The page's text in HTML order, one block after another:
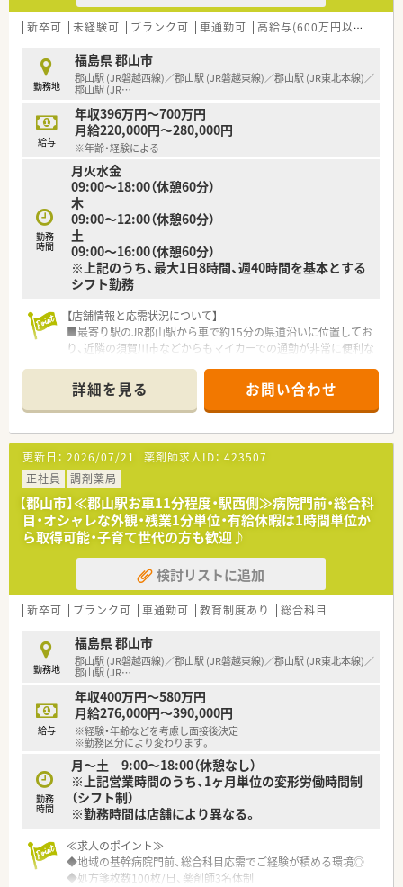
■1年度に最低1回は5日間の連続休暇を取得する制度があり、有
給休暇と組み合わせてリフレッシュすることを推奨していま
■約130種類の講座から自由に選択できる通信教育「for」を提供
しており、自己啓発を支援する環境が非常に整っています。
■男性社員の育児休暇取得を促進しており、育休開始後の5日間
を特別有給休暇とするなど、独自の支援制度を運用しています。
新卒可 未経験可 ブランク可 車通勤可 高給与(600万円以上)
勤務地
福島県 郡山市
郡山駅 (JR磐越西線)／郡山駅 (JR磐越東線)／郡山駅 (JR東北本線)／
郡山駅 (JR…
給与
年収396万円～700万円
月給220,000円～280,000円
※年齢・経験による
勤務
時間
月火水金
09:00～18:00（休憩60分）
木
09:00～12:00（休憩60分）
土
09:00～16:00（休憩60分）
※上記のうち、最大1日8時間、週40時間を基本とする
シフト勤務
【店舗情報と応需状況について】
■最寄り駅のJR郡山駅から車で約15分の県道沿いに位置してお
り、近隣の須賀川市などからもマイカーでの通勤が非常に便利な
■店舗の応需枚数や詳細な応需科目については、現在確認が必要
な段階ですが、地域の皆様の健康を支える門前薬局として機能し
ています。
■店舗スタッフは4名から6名体制を基本としており、全店でピ
ッキングサポートシステムを導入して安全な調剤環境を整えて
います。
【法人特徴について】
■福岡県に本社を置き全国43都道府県に約700店舗を展開して
おり、医療機関との強固な医薬連携を強みとする大手企業法人で
す。
■健康サポート薬局の届出数が全国トップクラスであり、単なる
調剤だけでなく地域住民の健康増進に寄与する姿勢を大切にし
ています。
■創業時は医療機器のリース販売からスタートした背景を持ち、
ています。
【こんな取り組みをしています】
■ワークライフバランスの向上を推奨しており、年度に1回は必
ず最低5日間の連続休暇を取得することを全社的に進めている企
業です。
■大学と提携したがん・高齢者医療の研修や、約130種類の講座
から選べる通信教育など、学びたい意欲を全力でバックアップし
ています。
■「プラチナくるみん」認定企業として、男性の育児休暇取得実
績もあり、全社を挙げて子育て世代をサポートする体制を構築し
ています。
詳細を見る お問い合わせ
更新日： 2026/07/21 薬剤師求人ID： 423507
正社員
調剤薬局
【郡山市】≪郡山駅お車11分程度・駅西側≫病院門前・総合科
目・オシャレな外観・残業1分単位・有給休暇は1時間単位か
ら取得可能・子育て世代の方も歓迎♪
検討リストに追加
新卒可 ブランク可 車通勤可 教育制度あり 総合科目
勤務地
福島県 郡山市
郡山駅 (JR磐越西線)／郡山駅 (JR磐越東線)／郡山駅 (JR東北本線)／
郡山駅 (JR…
給与
年収400万円～580万円
月給276,000円～390,000円
※経験・年齢などを考慮し面接後決定
※勤務区分により変わります。
勤務
時間
月～土 9:00～18:00（休憩なし）
※上記営業時間のうち、1ヶ月単位の変形労働時間制
（シフト制）
※勤務時間は店舗により異なる。
≪求人のポイント≫
◆地域の基幹病院門前、総合科目応需でご経験が積める環境◎
◆処方箋枚数100枚/日、薬剤師3名体制